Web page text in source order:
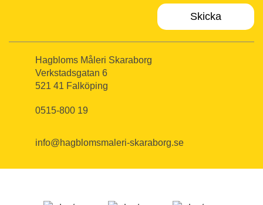
Hagbloms Måleri Skaraborg
Verkstadsgatan 6
521 41 Falköping
0515-800 19
info@hagblomsmaleri-skaraborg.se